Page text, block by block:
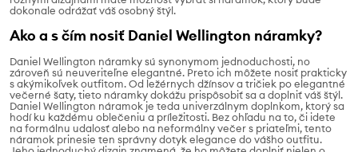
dokonale odrážať váš osobný štýl.
Ako a s čím nosiť Daniel Wellington náramky?
Daniel Wellington náramky sú synonymom jednoduchosti, no
zároveň sú neuveriteľne elegantné. Preto ich môžete nosiť prakticky
s akýmikoľvek outfitom. Od ležérnych džínsov a tričiek po elegantné
večerné šaty, tieto náramky dokážu prispôsobiť sa a doplniť váš štýl.
Daniel Wellington náramok je teda univerzálnym doplnkom, ktorý sa
hodí ku každému oblečeniu a príležitosti. Bez ohľadu na to, či idete
na formálnu udalosť alebo na neformálny večer s priateľmi, tento
náramok prinesie ten správny dotyk elegance do vášho outfitu.